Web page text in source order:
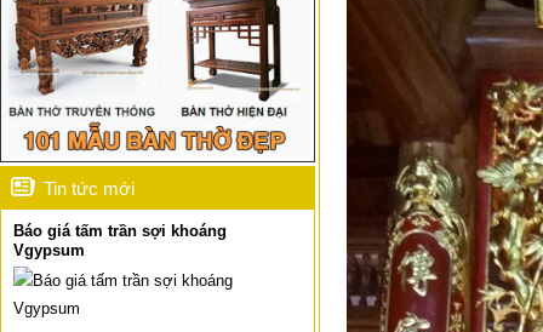
Tin tức mới
Báo giá tấm trần sợi khoáng
Vgypsum